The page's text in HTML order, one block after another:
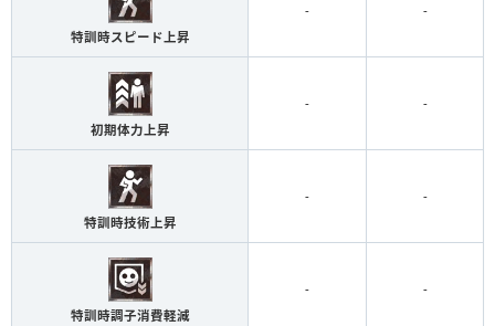
特訓時スピード上昇
- -
初期体力上昇
- -
特訓時技術上昇
- -
特訓時調子消費軽減
- -